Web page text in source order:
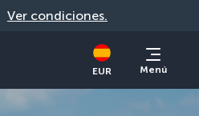
Ver condiciones.
EUR Menú